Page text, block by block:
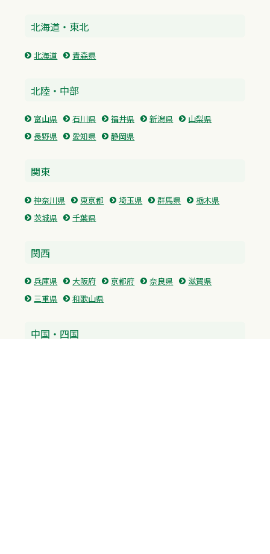
北海道・東北
北海道 青森県
北陸・中部
富山県 石川県 福井県 新潟県
山梨県
長野県
愛知県 静岡県
関東
神奈川県 東京都 埼玉県 群馬県
栃木県
茨城県
千葉県
関西
兵庫県 大阪府 京都府 奈良県
滋賀県
三重県
和歌山県
中国・四国